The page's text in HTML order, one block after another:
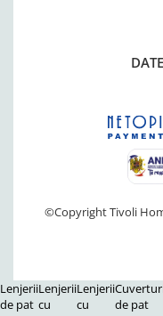
©Copyright Tivoli
Lenjerii
de pat
Lenjerii
cu
Lenjerii
cu
de pat